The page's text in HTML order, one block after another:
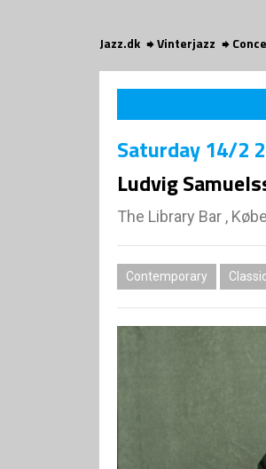
Jazz.dk Vinterjazz
Saturday14/2
Ludvig
The Library Bar ,
Contemporary